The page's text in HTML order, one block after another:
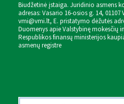
Biudžetinė įstaiga. Juridinio asmens
adresas: Vasario 16-osios g. 14,
vmi@vmi.lt, E. pristatymo dėžutės
Duomenys apie Valstybinę mokesčių
Respublikos finansų ministerijos
asmenų registre